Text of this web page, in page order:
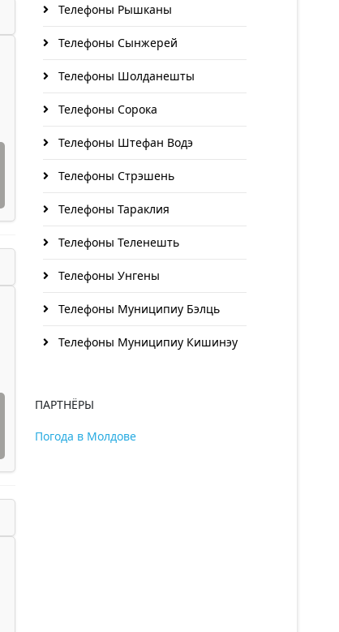
Телефоны Рышканы
Телефоны Сынжерей
Телефоны Шолданешты
Телефоны Сорока
Телефоны Штефан Водэ
Телефоны Стрэшень
Телефоны Тараклия
Телефоны Теленешть
Телефоны Унгены
Телефоны Муниципиу Бэлць
Телефоны Муниципиу Кишинэу
ПАРТНЁРЫ
Погода в Молдове